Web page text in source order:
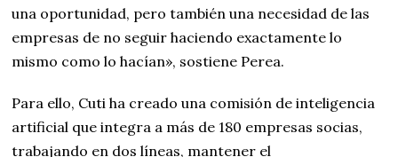
una oportunidad, pero también una necesidad de las
empresas de no seguir haciendo exactamente lo
mismo como lo hacían», sostiene Perea.
Para ello, Cuti ha creado una comisión de inteligencia
artificial que integra a más de 180 empresas socias,
trabajando en dos líneas, mantener el